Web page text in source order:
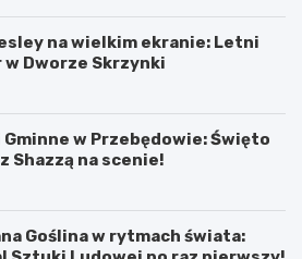
na wielkim ekranie: Letni
Dworze Skrzynki
Gminne w Przebędowie: Święto
Shazzą na scenie!
Goślina w rytmach świata: